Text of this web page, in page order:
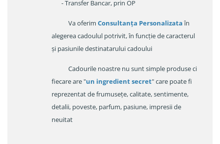
- Transfer Bancar, prin OP
Va oferim Consultanța Personalizataîn
alegerea cadoulul potrivit, în funcție de caracterul
și pasiunile destinatarului cadoului
Cadourile noastre nu sunt simple produse ci
fiecare are "un ingredient secret" care poate fi
reprezentat de frumusețe, calitate, sentimente,
detalii, poveste, parfum, pasiune, impresii de
neuitat